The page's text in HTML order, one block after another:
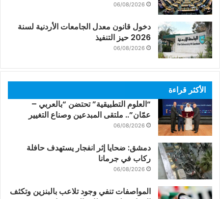
06/08/2026
دخول قانون معدل الجامعات الأردنية لسنة
2026 حيز التنفيذ
06/08/2026
الأكثر قراءة
“العلوم التطبيقية” تحتضن “بالعربي –
عمّان”.. ملتقى المبدعين وصناع التغيير
06/08/2026
دمشق: ضحايا إثر انفجار يستهدف حافلة
ركاب في جرمانا
06/08/2026
المواصفات تنفي وجود تلاعب بالبنزين وتكثف